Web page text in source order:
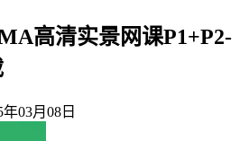
高清实景网课P1+P2-
03月08日